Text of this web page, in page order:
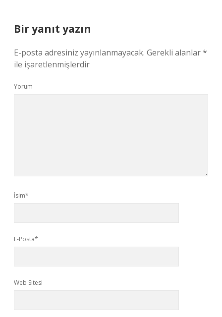
Bir yanıt yazın
E-posta adresiniz yayınlanmayacak. Gerekli alanlar*
ile işaretlenmişlerdir
Yorum
İsim*
E-Posta*
Web Sitesi